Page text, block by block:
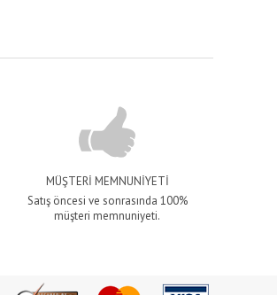
MÜŞTERİ MEMNUNİYETİ
Satış öncesi ve sonrasında 100%
müşteri memnuniyeti.